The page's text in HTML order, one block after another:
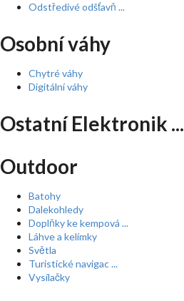
Odstředivé odšťavň ...
Osobní váhy
Chytré váhy
Digitální váhy
Ostatní Elektronik ...
Outdoor
Batohy
Dalekohledy
Doplňky ke kempová ...
Láhve a kelímky
Světla
Turistické navigac ...
Vysílačky